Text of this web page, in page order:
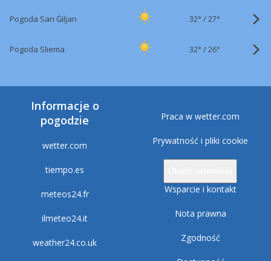
Pogoda San Ġiljan 32° /27°
Pogoda Sliema 32° /26°
Informacje o
pogodzie
wetter.com
tiempo.es
meteos24.fr
ilmeteo24.it
weather24.co.uk
Praca w wetter.com
Prywatność i pliki cookie
Wsparcie i kontakt
Nota prawna
Zgodność